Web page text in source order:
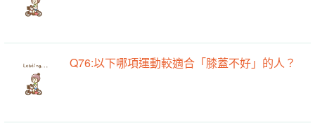
Q76:以下哪項運動較適合「膝蓋不好」的人？